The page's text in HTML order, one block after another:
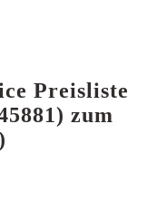
Preisliste
zum